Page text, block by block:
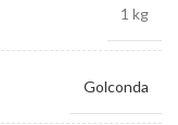
1 kg
Golconda